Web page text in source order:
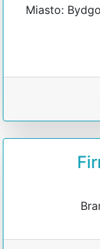
Miasto: